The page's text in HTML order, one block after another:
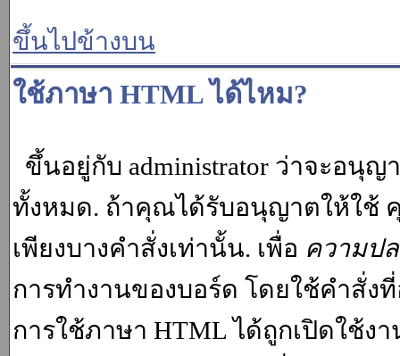
ขึ้นไปข้างบน
ใช้ภาษา HTML ได้ไหม?
ขึ้นอยู่กับ administrator ว่าจะอนุ
ทั้งหมด. ถ้าคุณได้รับอนุญาตให้ใช้
เพียงบางคำสั่งเท่านั้น. เพื่อ ความป
การทำงานของบอร์ด โดยใช้คำสั่ง
การใช้ภาษา HTML ได้ถูกเปิดใช้